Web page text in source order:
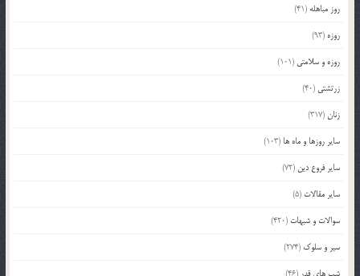
روز مباهله (41)
روزه (93)
روزه و سلامتی (101)
زرتشتی (40)
زنان(317)
سایر روزها و ماه ها (103)
سایر فروع دین (72)
سایر مقالات (5)
سوالات و شبهات (420)
سیر و سلوک (274)